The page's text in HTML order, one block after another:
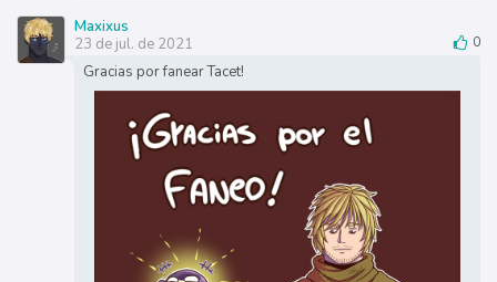
Maxixus
23 de jul. de 2021
0
Gracias por fanear Tacet!